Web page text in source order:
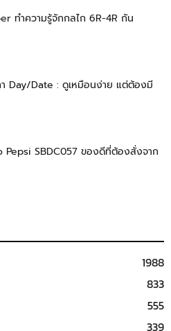
ทำความรู้จักกลไก 6R-4R กัน
Day/Date : ดูเหมือนง่าย แต่ต้องมี
Pepsi SBDC057 ของดีที่ต้องสั่งจาก
1988
833
555
339